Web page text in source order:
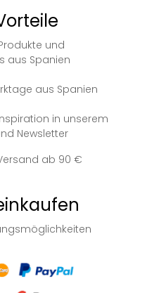
und
aus Spanien
aus Spanien
in unserem
Newsletter
ab 90 €